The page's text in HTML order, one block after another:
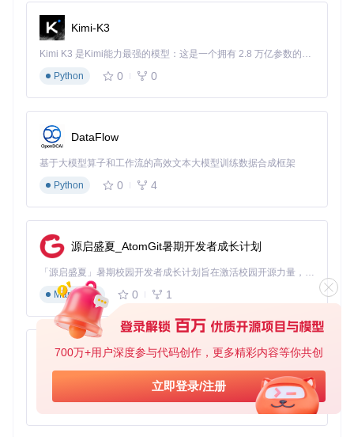
700万+用户深度参与代码创作，更多精彩内容等你共创
立即登录/注册
Kimi-K3
Kimi K3 是Kimi能力最强的模型：这是一个拥有 2.8 万亿参数的混合专家（MoE）模型，具备原生视觉理解能力，并支持 100 万 token 的上下文窗口。
Python
0 0
DataFlow
基于大模型算子和工作流的高效文本大模型训练数据合成框架
Python
0 4
源启盛夏_AtomGit暑期开发者成长计划
「源启盛夏」暑期校园开发者成长计划旨在激活校园开源力量，通过积分激励、认证扶持、资源倾斜等形式，引导高校组织和开发者完成「入驻 — 建项目 — 做贡献 — 获认证 — 得资源」的完整闭环。无论你是想带领社团入驻平台的组织者，还是希望用代码贡献证明自己的开发者，都能在这里找到属于你的成长路径。
Markdown
0 1
py-xiaozhi
基于Python的Xiaozhi AI，适用于想要完整Xiaozhi体验而无需拥有专用硬件的用户。
Python
0 1